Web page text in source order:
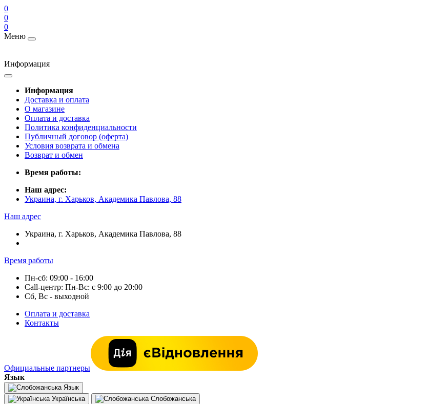
0
0
0
Меню
Информация
Информация
Доставка и оплата
О магазине
Оплата и доставка
Политика конфиденциальности
Публичный договор (оферта)
Условия возврата и обмена
Возврат и обмен
Время работы:
Наш адрес:
Украина, г. Харьков, Академика Павлова, 88
Наш адрес
Украина, г. Харьков, Академика Павлова, 88
Время работы
Пн-сб: 09:00 - 16:00
Call-центр: Пн-Вс: с 9:00 до 20:00
Сб, Вс - выходной
Оплата и доставка
Контакты
Официальные партнеры
Язык
Язык
Українська
Слобожанська